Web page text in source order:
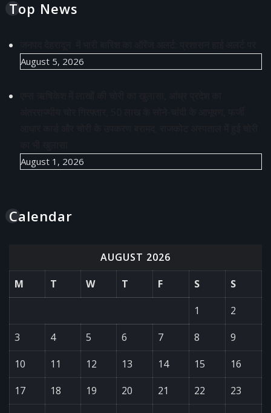
Top News
August 5, 2026
August 1, 2026
Calendar
AUGUST 2026
M
T W T F S
S
1
2
3
4 5 6 7 8
9
10
11 12 13 14 15
16
17
18 19 20 21 22
23